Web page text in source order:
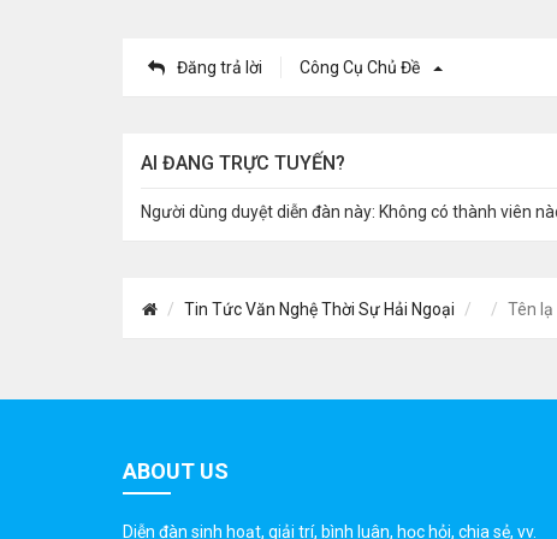
Đăng trả lời Công Cụ Chủ Đề
AI ĐANG TRỰC TUYẾN?
Người dùng duyệt diễn đàn này: Không có thành viên
Tin Tức Văn Nghệ Thời Sự Hải Ngoại Tên lạ
ABOUT US
Diễn đàn sinh hoạt, giải trí, bình luân, học hỏi, chia sẻ, vv.